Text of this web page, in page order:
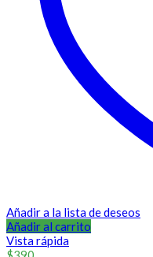
Añadir a la lista de deseos
Añadir al carrito
Vista rápida